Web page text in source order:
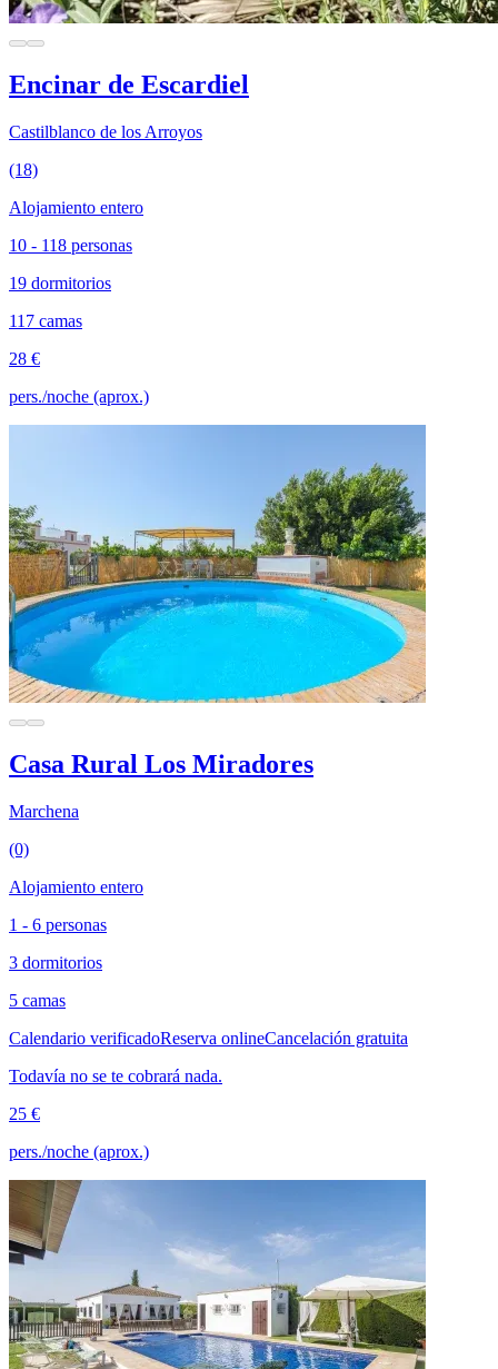
Encinar de Escardiel
Castilblanco de los Arroyos
(18)
Alojamiento entero
10 - 118 personas
19 dormitorios
117 camas
28 €
pers./noche (aprox.)
Casa Rural Los Miradores
Marchena
(0)
Alojamiento entero
1 - 6 personas
3 dormitorios
5 camas
Calendario verificadoReserva onlineCancelación gratuita
Todavía no se te cobrará nada.
25 €
pers./noche (aprox.)